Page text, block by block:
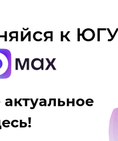
к
этно-
себе является
ХМАО. – На
вопросов